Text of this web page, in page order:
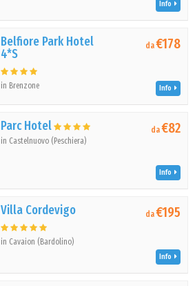
Info
Belfiore Park Hotel
4*S
in Brenzone
da€178
Info
Parc Hotel
in Castelnuovo (Peschiera)
da€82
Info
Villa Cordevigo
in Cavaion (Bardolino)
da€195
Info